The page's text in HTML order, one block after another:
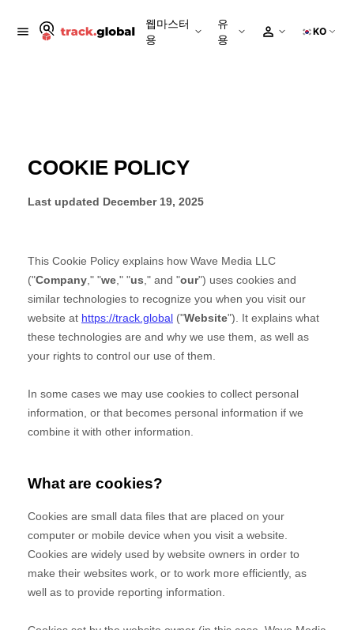
웹마스터
용
유
용
KO